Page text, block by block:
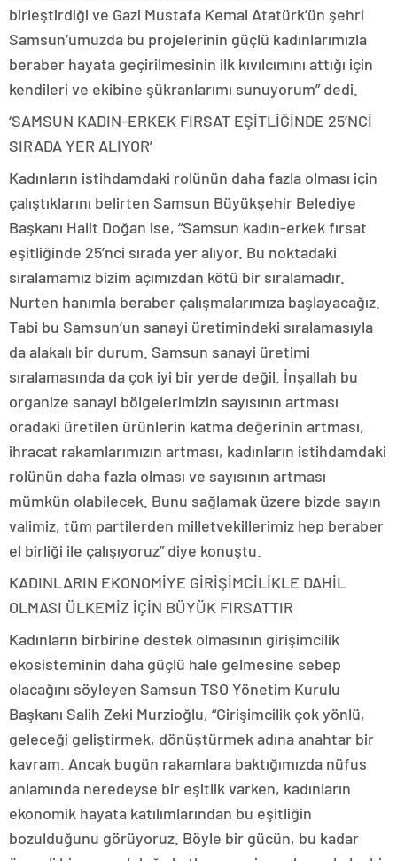
birleştirdiği ve Gazi Mustafa Kemal Atatürk’ün şehri
Samsun’umuzda bu projelerinin güçlü kadınlarımızla
beraber hayata geçirilmesinin ilk kıvılcımını attığı için
kendileri ve ekibine şükranlarımı sunuyorum” dedi.
‘SAMSUN KADIN-ERKEK FIRSAT EŞİTLİĞİNDE 25’NCİ
SIRADA YER ALIYOR’
Kadınların istihdamdaki rolünün daha fazla olması için
çalıştıklarını belirten Samsun Büyükşehir Belediye
Başkanı Halit Doğan ise, “Samsun kadın-erkek fırsat
eşitliğinde 25’nci sırada yer alıyor. Bu noktadaki
sıralamamız bizim açımızdan kötü bir sıralamadır.
Nurten hanımla beraber çalışmalarımıza başlayacağız.
Tabi bu Samsun’un sanayi üretimindeki sıralamasıyla
da alakalı bir durum. Samsun sanayi üretimi
sıralamasında da çok iyi bir yerde değil. İnşallah bu
organize sanayi bölgelerimizin sayısının artması
oradaki üretilen ürünlerin katma değerinin artması,
ihracat rakamlarımızın artması, kadınların istihdamdaki
rolünün daha fazla olması ve sayısının artması
mümkün olabilecek. Bunu sağlamak üzere bizde sayın
valimiz, tüm partilerden milletvekillerimiz hep beraber
el birliği ile çalışıyoruz” diye konuştu.
KADINLARIN EKONOMİYE GİRİŞİMCİLİKLE DAHİL
OLMASI ÜLKEMİZ İÇİN BÜYÜK FIRSATTIR
Kadınların birbirine destek olmasının girişimcilik
ekosisteminin daha güçlü hale gelmesine sebep
olacağını söyleyen Samsun TSO Yönetim Kurulu
Başkanı Salih Zeki Murzioğlu, “Girişimcilik çok yönlü,
geleceği geliştirmek, dönüştürmek adına anahtar bir
kavram. Ancak bugün rakamlara baktığımızda nüfus
anlamında neredeyse bir eşitlik varken, kadınların
ekonomik hayata katılımlarından bu eşitliğin
bozulduğunu görüyoruz. Böyle bir gücün, bu kadar